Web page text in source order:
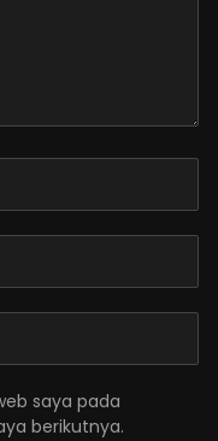
saya pada
berikutnya.